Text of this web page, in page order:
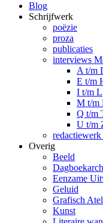
Blog
Schrijfwerk
poëzie
proza
publicaties
interviews
A t/m
E t/m
I t/m L
M t/m
Q t/m
U t/m
redactiewerk
Overig
Beeld
Eenzame
Geluid
Grafisch
Kunst